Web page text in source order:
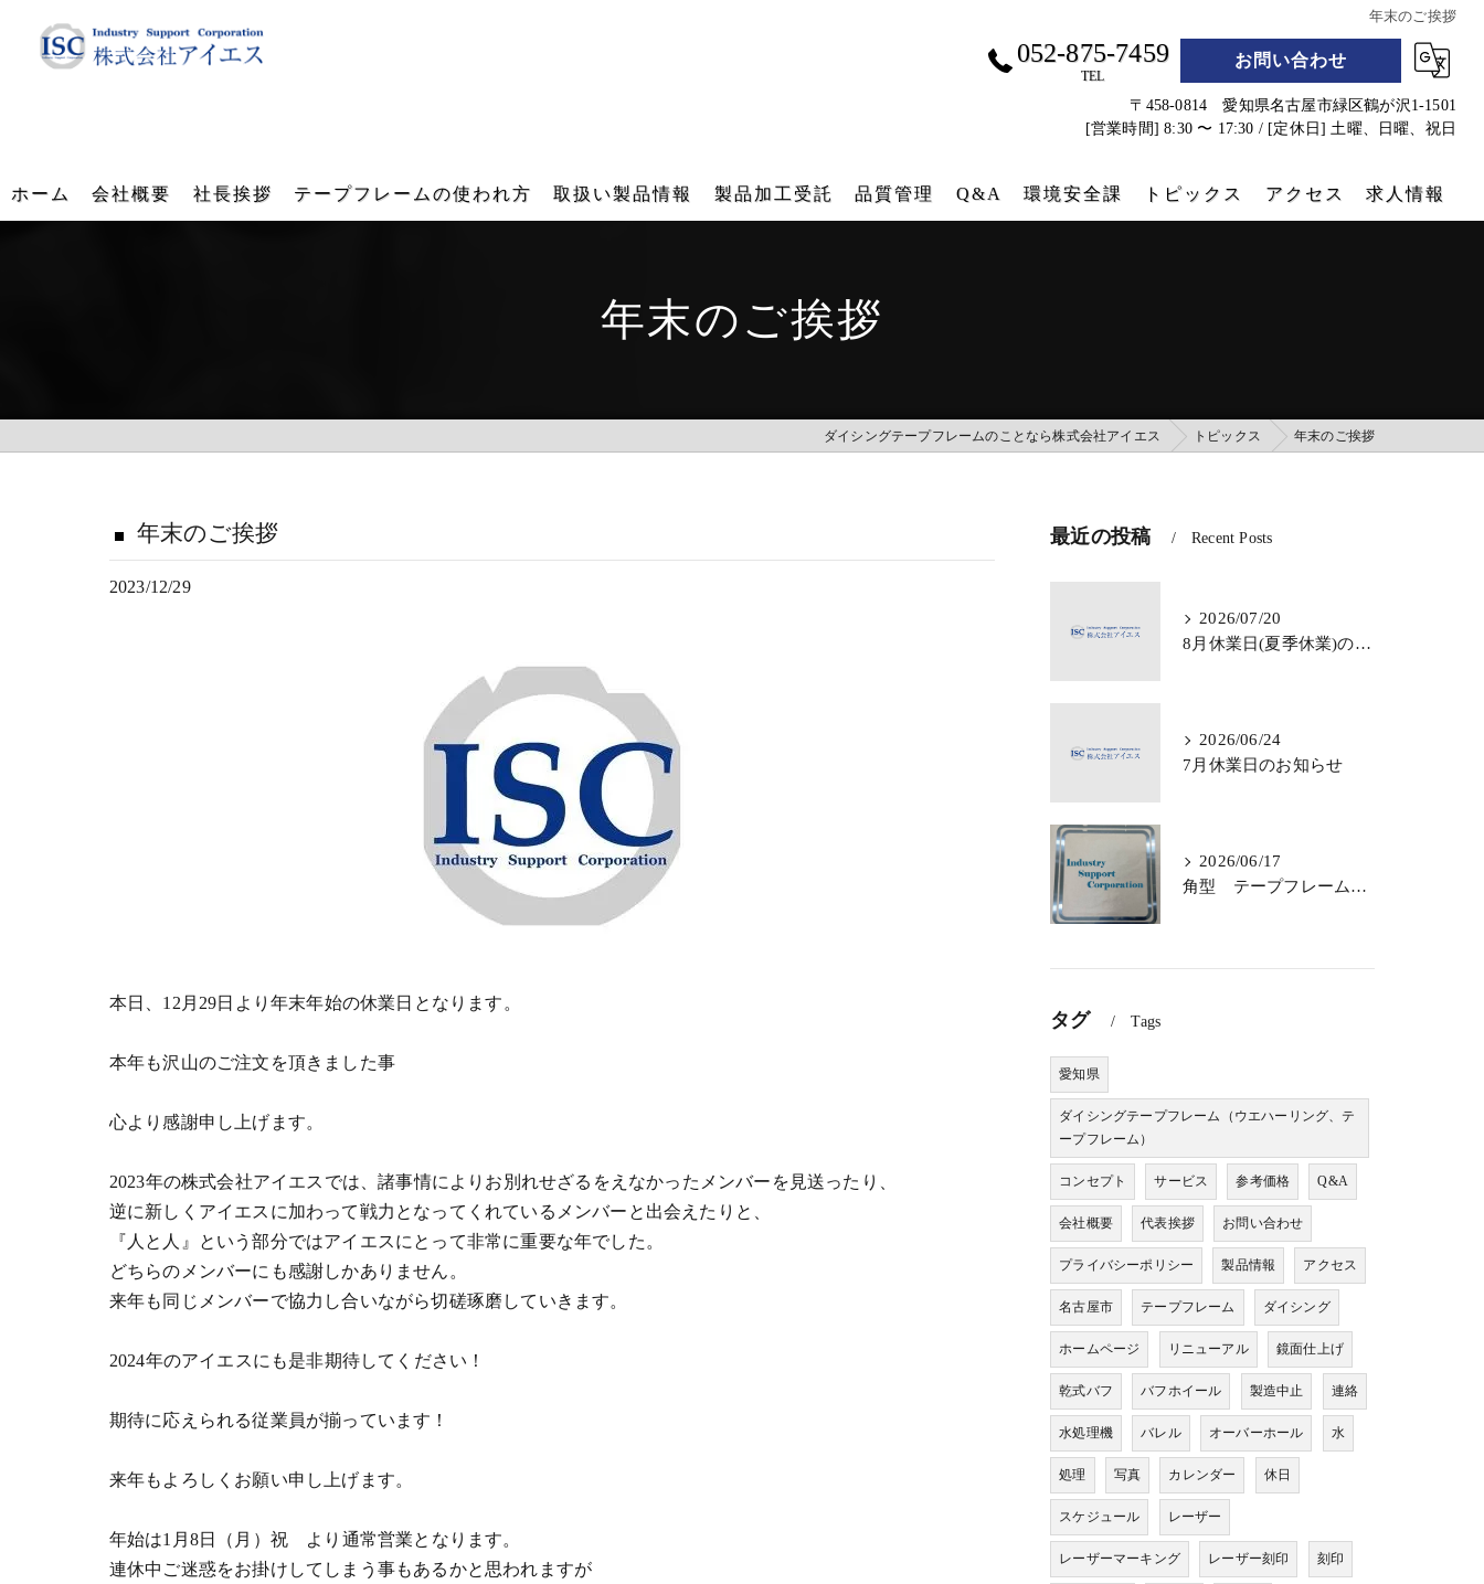
年末のご挨拶
052-875-7459
TEL
お問い合わせ
〒458-0814 愛知県名古屋市緑区鶴が沢1-1501
[営業時間] 8:30 〜 17:30 / [定休日] 土曜、日曜、祝日
ホーム 会社概要 社長挨拶 テープフレームの使われ方 取扱い製品情報
角型テープフレーム
IT 樹脂フレーム
製品加工受託
再メッキ加工受託
レーザー刻印受託
品質管理 Q&A 環境安全課
実績
トピックス アクセス 求人情報
年末のご挨拶
ダイシングテープフレームのことなら株式会社アイエス トピックス 年末のご挨拶
年末のご挨拶
2023/12/29
本日、12月29日より年末年始の休業日となります。
本年も沢山のご注文を頂きました事
心より感謝申し上げます。
2023年の株式会社アイエスでは、諸事情によりお別れせざるをえなかったメンバーを見送ったり、
逆に新しくアイエスに加わって戦力となってくれているメンバーと出会えたりと、
『人と人』という部分ではアイエスにとって非常に重要な年でした。
どちらのメンバーにも感謝しかありません。
来年も同じメンバーで協力し合いながら切磋琢磨していきます。
2024年のアイエスにも是非期待してください！
期待に応えられる従業員が揃っています！
来年もよろしくお願い申し上げます。
年始は1月8日（月）祝 より通常営業となります。
連休中ご迷惑をお掛けしてしまう事もあるかと思われますが
最近の投稿 Recent Posts
2026/07/20
8月休業日(夏季休業)のお知らせ
2026/06/24
7月休業日のお知らせ
2026/06/17
角型 テープフレームのご依頼・ご相談 承っております
タグ Tags
愛知県
ダイシングテープフレーム（ウエハーリング、テ
ープフレーム）
コンセプト サービス 参考価格 Q&A
会社概要 代表挨拶 お問い合わせ
プライバシーポリシー 製品情報 アクセス
名古屋市 テープフレーム ダイシング
ホームページ リニューアル 鏡面仕上げ
乾式バフ バフホイール 製造中止 連絡
水処理機 バレル オーバーホール 水
処理 写真 カレンダー 休日
スケジュール レーザー
レーザーマーキング レーザー刻印 刻印